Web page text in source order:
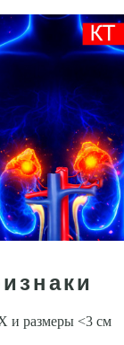
и размеры <3 см